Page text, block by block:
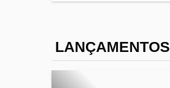
LANÇAMENTOS